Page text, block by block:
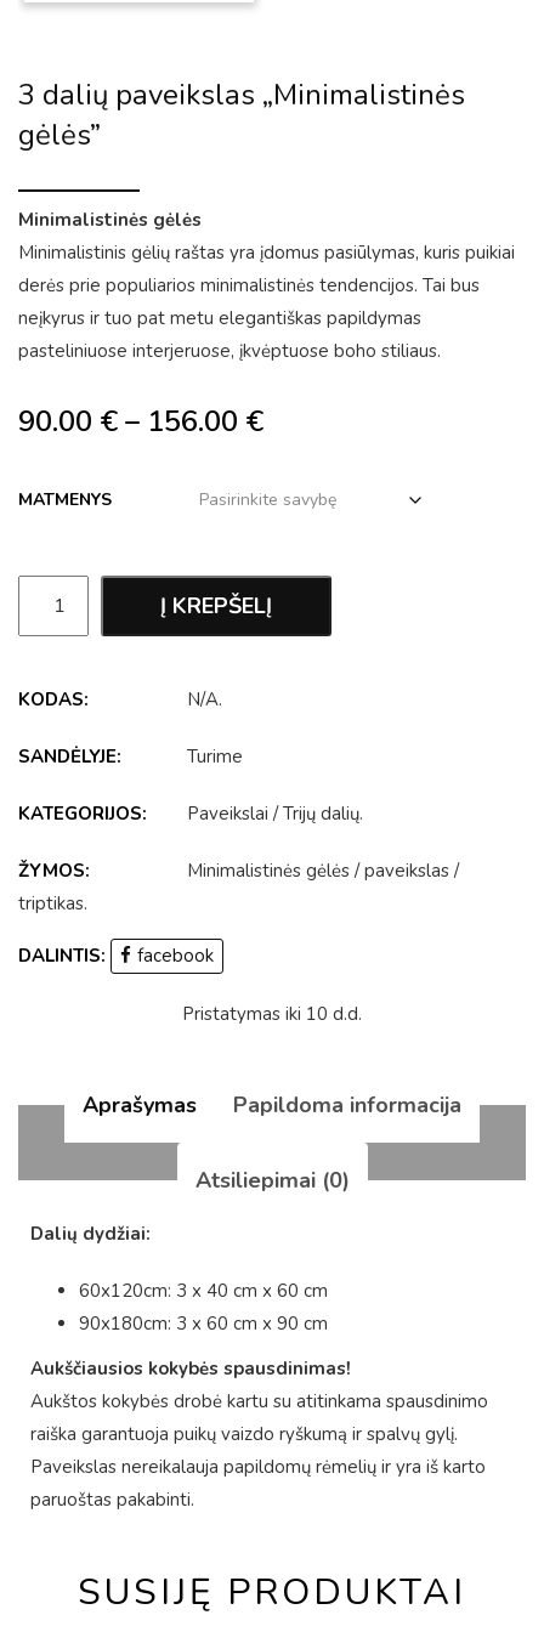
3 dalių paveikslas „Minimalistinės
gėlės”
Minimalistinės gėlės
Minimalistinis gėlių raštas yra įdomus pasiūlymas, kuris puikiai
derės prie populiarios minimalistinės tendencijos. Tai bus
neįkyrus ir tuo pat metu elegantiškas papildymas
pasteliniuose interjeruose, įkvėptuose boho stiliaus.
90.00 €– 156.00 €
MATMENYS
Į KREPŠELĮ
KODAS: N/A.
SANDĖLYJE: Turime
KATEGORIJOS: Paveikslai /Trijų dalių.
ŽYMOS: Minimalistinės gėlės /paveikslas /
triptikas.
DALINTIS: facebook
Pristatymas iki 10 d.d.
Aprašymas Papildoma informacija
Atsiliepimai (0)
Dalių dydžiai:
60x120cm: 3 x 40 cm x 60 cm
90x180cm: 3 x 60 cm x 90 cm
Aukščiausios kokybės spausdinimas!
Aukštos kokybės drobė kartu su atitinkama spausdinimo
raiška garantuoja puikų vaizdo ryškumą ir spalvų gylį.
Paveikslas nereikalauja papildomų rėmelių ir yra iš karto
paruoštas pakabinti.
SUSIJĘ PRODUKTAI